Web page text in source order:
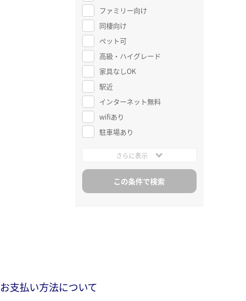
ファミリー向け
同棲向け
ペット可
高級・ハイグレード
家具なしOK
駅近
インターネット無料
wifiあり
駐車場あり
さらに表示
お支払い方法について